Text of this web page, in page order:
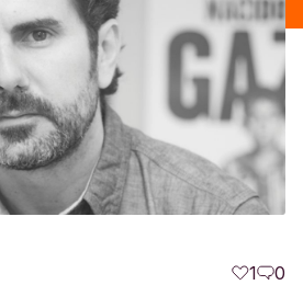
1 0